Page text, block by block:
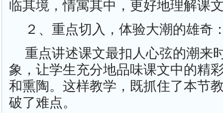
临其境，情寓其中，更好地理解课
２、重点切入，体验大潮的雄奇
重点讲述课文最扣人心弦的潮来
象，让学生充分地品味课文中的精
和熏陶。这样教学，既抓住了本节
破了难点。